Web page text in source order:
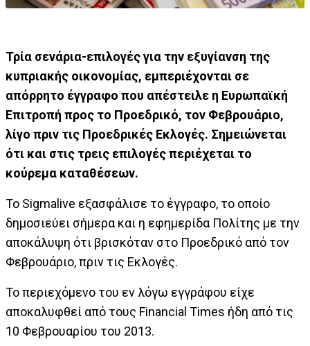
Τρία σενάρια-επιλογές για την εξυγίανση της
κυπριακής οικονομίας, εμπεριέχονται σε
απόρρητο έγγραφο που απέστειλε η Ευρωπαϊκή
Επιτροπή προς το Προεδρικό, τον Φεβρουάριο,
λίγο πριν τις Προεδρικές Εκλογές. Σημειώνεται
ότι και στις τρεις επιλογές περιέχεται το
κούρεμα καταθέσεων.
Το Sigmalive εξασφάλισε το έγγραφο, το οποίο
δημοσιεύει σήμερα και η εφημερίδα Πολίτης με την
αποκάλυψη ότι βρισκόταν στο Προεδρικό από τον
Φεβρουάριο, πριν τις Εκλογές.
Το περιεχόμενο του εν λόγω εγγράφου είχε
αποκαλυφθεί από τους Financial Times ήδη από τις
10 Φεβρουαρίου του 2013.